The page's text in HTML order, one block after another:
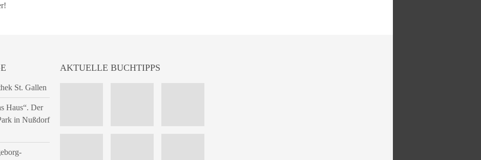
St. Gallen
Haus“. Der
in Nußdorf
AKTUELLE BUCHTIPPS